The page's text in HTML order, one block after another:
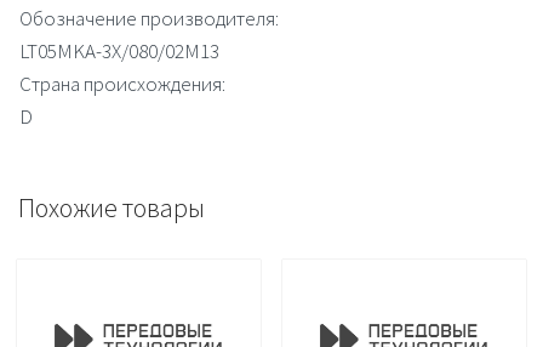
Обозначение производителя:
LT05MKA-3X/080/02M13
Страна происхождения:
D
Похожие товары